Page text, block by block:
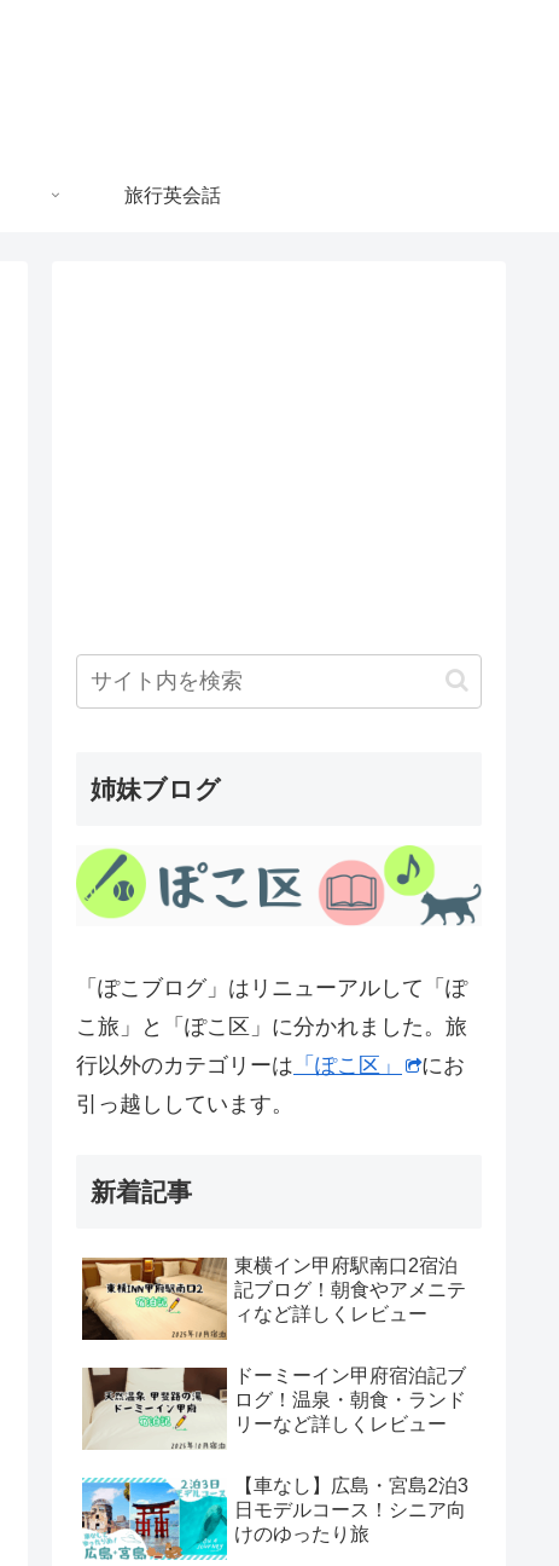
旅行英会話
姉妹ブログ
「ぽこブログ」はリニューアルして「ぽ
こ旅」と「ぽこ区」に分かれました。旅
行以外のカテゴリーは 「ぽこ区」
にお
引っ越ししています。
新着記事
東横イン甲府駅南口2宿泊
記ブログ！朝食やアメニテ
ィなど詳しくレビュー
ドーミーイン甲府宿泊記ブ
ログ！温泉・朝食・ランド
リーなど詳しくレビュー
【車なし】広島・宮島2泊3
日モデルコース！シニア向
けのゆったり旅